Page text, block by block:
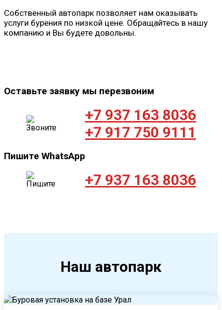
Собственный автопарк позволяет нам оказывать
услуги бурения по низкой цене. Обращайтесь в нашу
компанию и Вы будете довольны.
Оставьте заявку мы перезвоним
+7 937 163 8036
+7 917 750 9111
Пишите WhatsApp
+7 937 163 8036
Наш автопарк